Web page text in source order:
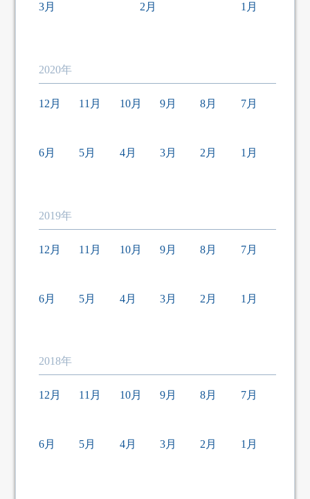
3月 2月 1月
2020年
12月 11月 10月 9月 8月 7月
6月 5月 4月 3月 2月 1月
2019年
12月 11月 10月 9月 8月 7月
6月 5月 4月 3月 2月 1月
2018年
12月 11月 10月 9月 8月 7月
6月 5月 4月 3月 2月 1月